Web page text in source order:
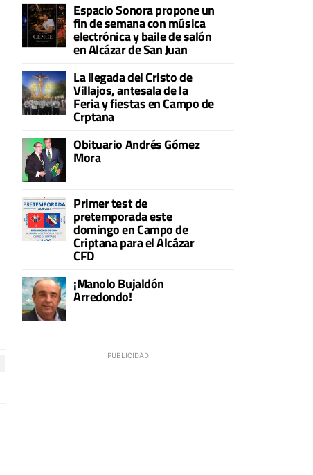
Espacio Sonora propone un
fin de semana con música
electrónica y baile de salón
en Alcázar de San Juan
La llegada del Cristo de
Villajos, antesala de la
Feria y fiestas en Campo de
Crptana
Obituario Andrés Gómez
Mora
Primer test de
pretemporada este
domingo en Campo de
Criptana para el Alcázar
CFD
¡Manolo Bujaldón
Arredondo!